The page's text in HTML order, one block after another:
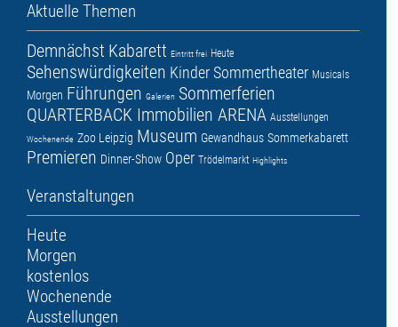
Aktuelle Themen
Demnächst Kabarett Eintritt frei Heute
Sehenswürdigkeiten KinderSommertheater Musicals
Morgen Führungen Galerien Sommerferien
QUARTERBACK Immobilien ARENA Ausstellungen
Wochenende Zoo Leipzig Museum Gewandhaus Sommerkabarett
Premieren Dinner-Show Oper Trödelmarkt Highlights
Veranstaltungen
Heute
Morgen
kostenlos
Wochenende
Ausstellungen